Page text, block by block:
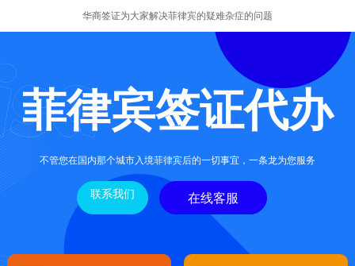
华商签证为大家解决菲律宾的疑难杂症的问题
菲律宾签证代办
不管您在国内那个城市入境菲律宾后的一切事宜，一条龙为您服务
联系我们 在线客服